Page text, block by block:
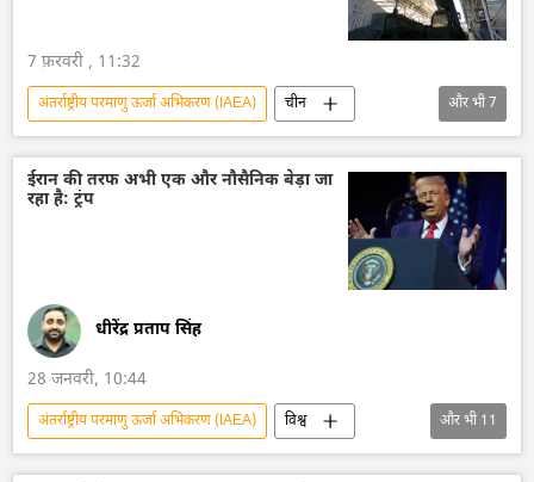
7 फ़रवरी , 11:32
अंतर्राष्ट्रीय परमाणु ऊर्जा अभिकरण (IAEA)
चीन
परमाणु परीक्षण
परमाणु हथियार
रूस
अमेरिका
व्लादिमीर पुतिन
डोनाल्ड ट्रंप
Sputnik मान्यता
और भी7
ईरान की तरफ अभी एक और नौसैनिक बेड़ा जा
रहा है: ट्रंप
धीरेंद्र प्रताप सिंह
28 जनवरी, 10:44
अंतर्राष्ट्रीय परमाणु ऊर्जा अभिकरण (IAEA)
विश्व
ईरान
ईरानी राष्ट्रपति इब्राहिम रईसी
तेहरान
और भी11